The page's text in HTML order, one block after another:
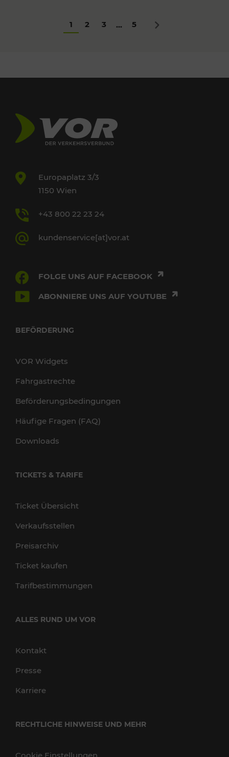
1 2 3 ... 5 Nächstes
Europaplatz 3/3
1150 Wien
+43 800 22 23 24
kundenservice[at]vor.at
FOLGE UNS AUF FACEBOOK
ABONNIERE UNS AUF YOUTUBE
BEFÖRDERUNG
VOR Widgets
Fahrgastrechte
Beförderungsbedingungen
Häufige Fragen (FAQ)
Downloads
TICKETS & TARIFE
Ticket Übersicht
Verkaufsstellen
Preisarchiv
Ticket kaufen
Tarifbestimmungen
ALLES RUND UM VOR
Kontakt
Presse
Karriere
RECHTLICHE HINWEISE UND MEHR